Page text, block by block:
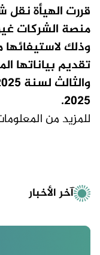
قررت الهيأة نقل
منصة الشركات
وذلك
تقديم بياناتها
2025.
للمزيد من
آخر الأخبار